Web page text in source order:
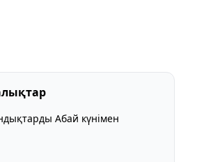
Абай күнімен